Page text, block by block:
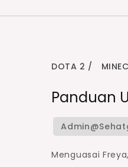
DOTA 2
Panduan
Menguasai